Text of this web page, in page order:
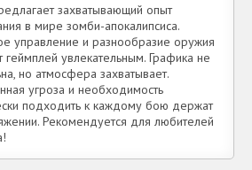
захватывающий опыт
в мире зомби-апокалипсиса.
управление и разнообразие оружия
геймплей увлекательным. Графика не
но атмосфера захватывает.
угроза и необходимость
подходить к каждому бою держат
Рекомендуется для любителей